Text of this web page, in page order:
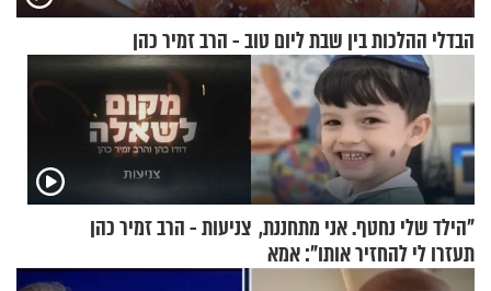
הבדלי ההלכות בין שבת ליום טוב - הרב זמיר כהן
"הילד שלי נחטף. אני מתחננת,
תעזרו לי להחזיר אותו": אמא
של יובל בן ה-4 בריאיון דומע
צניעות - הרב זמיר כהן